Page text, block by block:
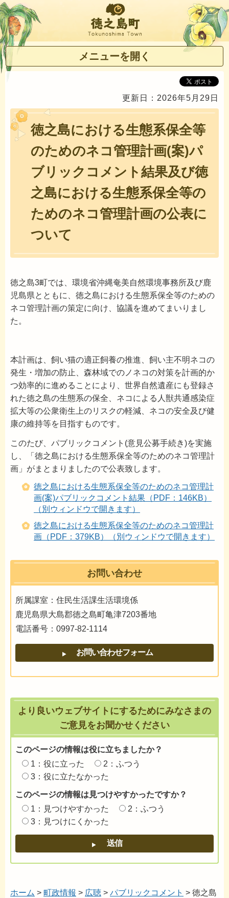
徳之島町
メニューを開く
更新日：2026年5月29日
徳之島における生態系保全等
のためのネコ管理計画(案)パ
ブリックコメント結果及び徳
之島における生態系保全等の
ためのネコ管理計画の公表に
ついて
徳之島3町では、環境省沖縄奄美自然環境事務所及び鹿
児島県とともに、徳之島における生態系保全等のための
ネコ管理計画の策定に向け、協議を進めてまいりまし
た。
本計画は、飼い猫の適正飼養の推進、飼い主不明ネコの
発生・増加の防止、森林域でのノネコの対策を計画的か
つ効率的に進めることにより、世界自然遺産にも登録さ
れた徳之島の生態系の保全、ネコによる人獣共通感染症
拡大等の公衆衛生上のリスクの軽減、ネコの安全及び健
康の維持等を目指すものです。
このたび、パブリックコメント(意見公募手続き)を実施
し、「徳之島における生態系保全等のためのネコ管理計
画」がまとまりましたので公表致します。
徳之島における生態系保全等のためのネコ管理計
画(案)パブリックコメント結果（PDF：146KB）
（別ウィンドウで開きます）
徳之島における生態系保全等のためのネコ管理計
画（PDF：379KB）（別ウィンドウで開きます）
お問い合わせ
所属課室：住民生活課生活環境係
鹿児島県大島郡徳之島町亀津7203番地
電話番号：0997-82-1114
より良いウェブサイトにするためにみなさまの
ご意見をお聞かせください
このページの情報は役に立ちましたか？
1：役に立った
2：ふつう
3：役に立たなかった
このページの情報は見つけやすかったですか？
1：見つけやすかった
2：ふつう
3：見つけにくかった
ホーム > 町政情報 > 広聴 > パブリックコメント > 徳之島